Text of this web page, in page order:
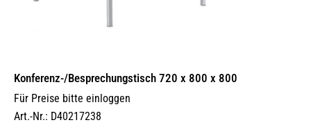
Konferenz-/Besprechungstisch 720 x 800 x 800
Für Preise bitte einloggen
Art.-Nr.: D40217238